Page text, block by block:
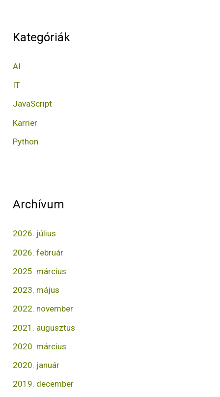
c
o
r
:
Kategóriák
AI
IT
JavaScript
Karrier
Python
Archívum
2026. július
2026. február
2025. március
2023. május
2022. november
2021. augusztus
2020. március
2020. január
2019. december